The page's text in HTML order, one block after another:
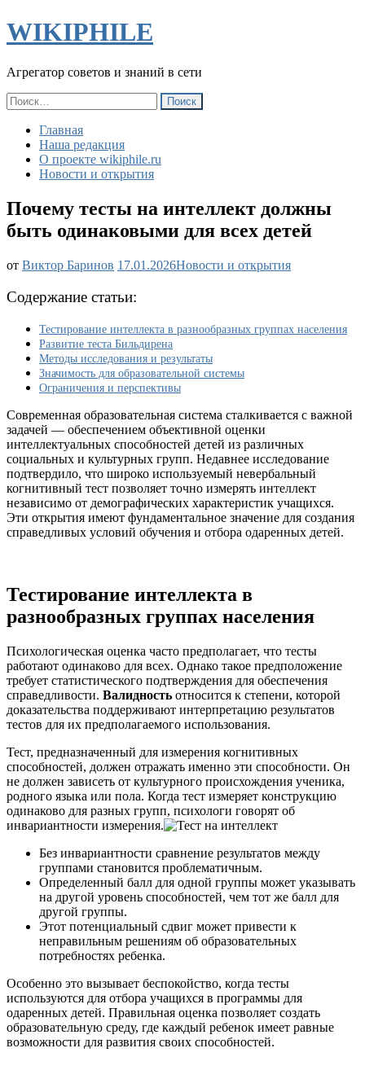
WIKIPHILE
Агрегатор советов и знаний в сети
Найти:
Главная
Наша редакция
О проекте wikiphile.ru
Новости и открытия
Почему тесты на интеллект должны
быть одинаковыми для всех детей
от Виктор Баринов 17.01.2026Почему
должны
быть
для
всех
детей
Новости и открытия
Содержание статьи:
Тестирование интеллекта в разнообразных группах населения
Развитие теста Бильдирена
Методы исследования и результаты
Значимость для образовательной системы
Ограничения и перспективы
Современная образовательная система сталкивается с важной
задачей — обеспечением объективной оценки
интеллектуальных способностей детей из различных
социальных и культурных групп. Недавнее исследование
подтвердило, что широко используемый невербальный
когнитивный тест позволяет точно измерять интеллект
независимо от демографических характеристик учащихся.
Эти открытия имеют фундаментальное значение для создания
справедливых условий обучения и отбора одаренных детей.
Тестирование интеллекта в
разнообразных группах населения
Психологическая оценка часто предполагает, что тесты
работают одинаково для всех. Однако такое предположение
требует статистического подтверждения для обеспечения
справедливости. Валидность относится к степени, которой
доказательства поддерживают интерпретацию результатов
тестов для их предполагаемого использования.
Тест, предназначенный для измерения когнитивных
способностей, должен отражать именно эти способности. Он
не должен зависеть от культурного происхождения ученика,
родного языка или пола. Когда тест измеряет конструкцию
одинаково для разных групп, психологи говорят об
инвариантности измерения.
Без инвариантности сравнение результатов между
группами становится проблематичным.
Определенный балл для одной группы может указывать
на другой уровень способностей, чем тот же балл для
другой группы.
Этот потенциальный сдвиг может привести к
неправильным решениям об образовательных
потребностях ребенка.
Особенно это вызывает беспокойство, когда тесты
используются для отбора учащихся в программы для
одаренных детей. Правильная оценка позволяет создать
образовательную среду, где каждый ребенок имеет равные
возможности для развития своих способностей.